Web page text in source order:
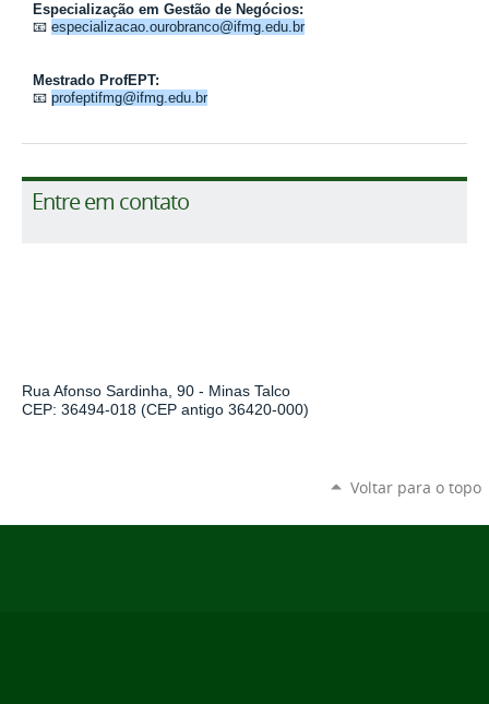
Especialização em Gestão de Negócios:
📧 especializacao.ourobranco@ifmg.edu.br
Mestrado ProfEPT:
📧 profeptifmg@ifmg.edu.br
Entre em contato
Rua Afonso Sardinha, 90 - Minas Talco
CEP: 36494-018 (CEP antigo 36420-000)
Voltar para o topo